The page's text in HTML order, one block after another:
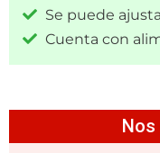
Se puede
Cuenta con